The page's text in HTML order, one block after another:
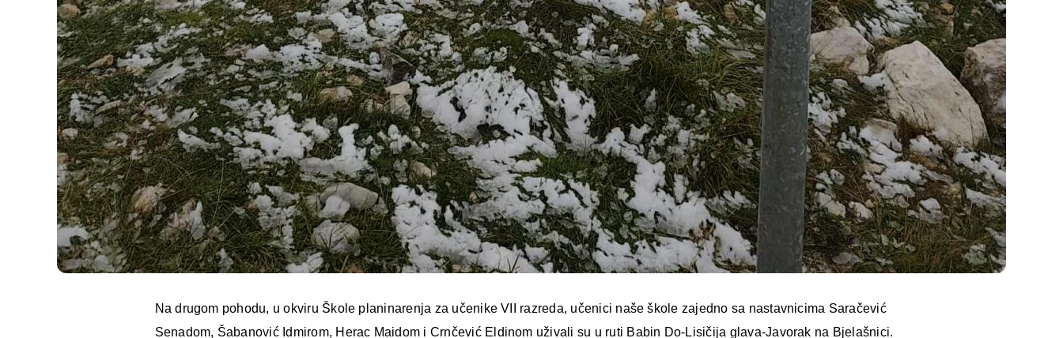
Na drugom pohodu, u okviru Škole planinarenja za učenike VII razreda, učenici naše škole zajedno sa nastavnicima Saračević
Senadom, Šabanović Idmirom, Herac Maidom i Crnčević Eldinom uživali su u ruti Babin Do-Lisičija glava-Javorak na Bjelašnici.